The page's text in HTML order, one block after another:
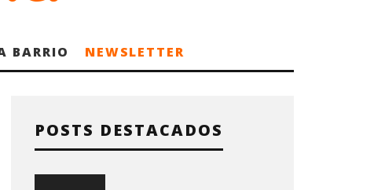
BARRIO NEWSLETTER
POSTS DESTACADOS